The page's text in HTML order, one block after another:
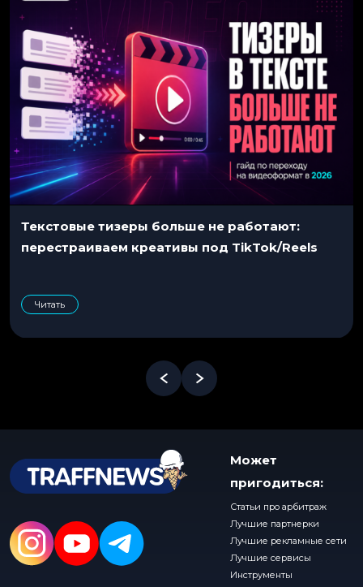
Текстовые тизеры больше не работают:
перестраиваем креативы под TikTok/Reels
Читать
Может
пригодиться:
Статьи про арбитраж
Лучшие партнерки
Лучшие рекламные сети
Лучшие сервисы
Инструменты